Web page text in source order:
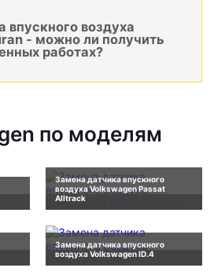
впускного воздуха
- можно ли получить
работах?
по моделям
Замена датчика впускного
воздуха Volkswagen Passat
Alltrack
Замена датчика впускного
воздуха Volkswagen ID.4